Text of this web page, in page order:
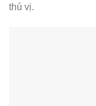
thú vị.